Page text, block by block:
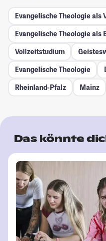
Evangelische Theologie als
Evangelische Theologie als
Vollzeitstudium
Evangelische Theologie
Rheinland-Pfalz
Mainz
Das könnte